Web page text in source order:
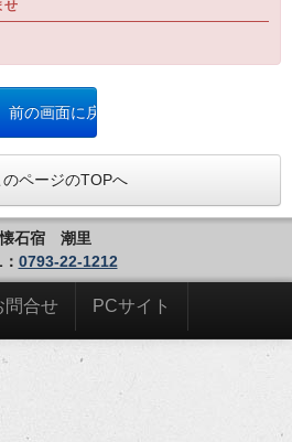
せ
のページのTOPへ
懐石宿 潮里
0793-22-1212
問合せ PCサイト